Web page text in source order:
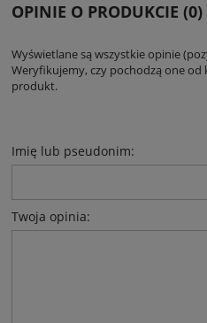
OPINIE O PRODUKCIE (0)
Wyświetlane są wszystkie opinie
Weryfikujemy, czy pochodzą one
produkt.
Imię lub pseudonim:
Twoja opinia: